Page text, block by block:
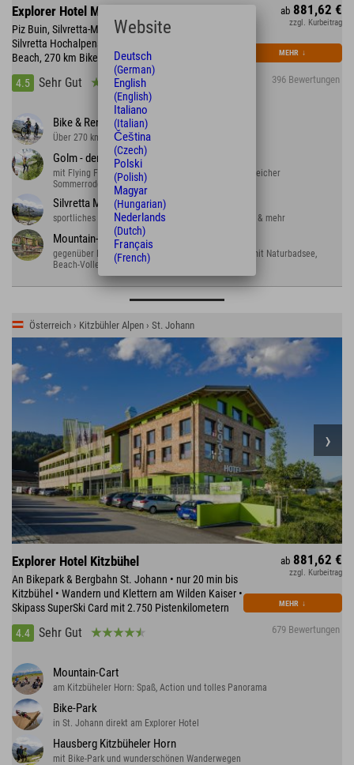
Explorer Hotel Montafon
Piz Buin, Silvretta-Montafon mit 300 km Skipiste •
Silvretta Hochalpenstraße • direkt am Mountain
Beach, 270 km Bikestrecke
4.5
Sehr Gut 396 Bewertungen
ab 881,62 €
zzgl. Kurbeitrag
MEHR ↓
Bike & Rennrad
Über 270 km Strecke im Tal und auf dem Berg
Golm - der Erlebnisberg
mit Flying Fox über Stausee, Kletterwald und kurvenreicher
Sommerrodelbahn
Silvretta Montafon
sportliches Alpental: wandern, biken, rodeln, klettern & mehr
Mountain-Beach
gegenüber Explorer Hotel Montafon. Tolles Freibad mit Naturbadsee,
Beach-Volleyball und Blobbing.
Österreich › Kitzbühler Alpen › St. Johann
Explorer Hotel Kitzbühel
An Bikepark & Bergbahn St. Johann • nur 20 min bis
Kitzbühel • Wandern und Klettern am Wilden Kaiser •
Skipass SuperSki Card mit 2.750 Pistenkilometern
4.4
Sehr Gut 679 Bewertungen
ab 881,62 €
zzgl. Kurbeitrag
MEHR ↓
Mountain-Cart
am Kitzbüheler Horn: Spaß, Action und tolles Panorama
Bike-Park
in St. Johann direkt am Explorer Hotel
Hausberg Kitzbüheler Horn
mit Bike-Park und wunderschönen Wanderwegen
Website
Deutsch
(German)
English
(English)
Italiano
(Italian)
Čeština
(Czech)
Polski
(Polish)
Magyar
(Hungarian)
Nederlands
(Dutch)
Français
(French)